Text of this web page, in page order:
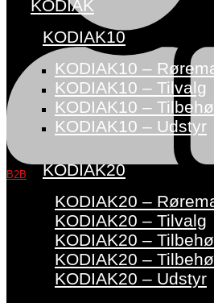
B2B
KODIAK
KODIAK10
KODIAK10 –
KODIAK10 – Tilvalg
KODIAK10 –
KODIAK10 – Udstyr
KODIAK20
KODIAK20 –
KODIAK20 – Tilvalg
KODIAK20 –
KODIAK20 –
KODIAK20 – Udstyr